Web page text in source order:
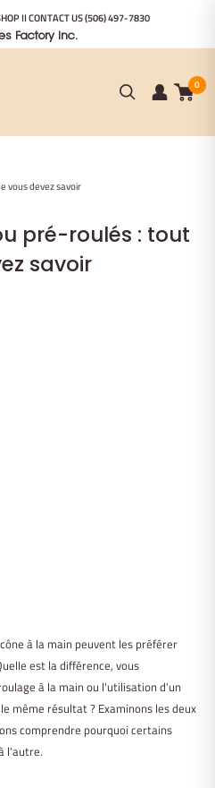
II CONTACT US(506) 497-7830
Factory Inc.
0
vous devez savoir
pré-roulés : tout
savoir
à la main peuvent les préférer
est la différence, vous
à la main ou l'utilisation d'un
même résultat ? Examinons les deux
comprendre pourquoi certains
l'autre.